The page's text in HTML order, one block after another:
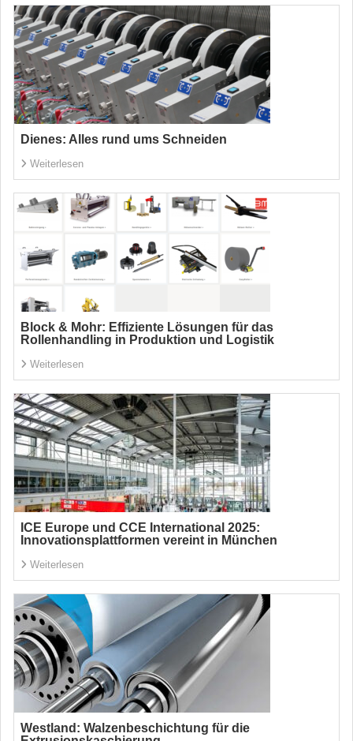
Dienes: Alles rund ums Schneiden
Weiterlesen
Block & Mohr: Effiziente Lösungen für das
Rollenhandling in Produktion und Logistik
Weiterlesen
ICE Europe und CCE International 2025:
Innovationsplattformen vereint in München
Weiterlesen
Westland: Walzenbeschichtung für die